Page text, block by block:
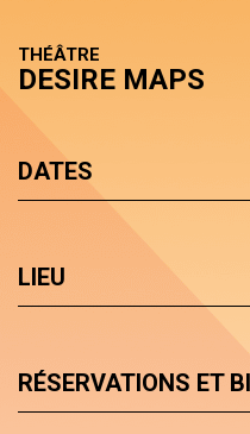
THÉÂTRE
DESIRE MAPS
DATES
LIEU
RÉSERVATIONS ET